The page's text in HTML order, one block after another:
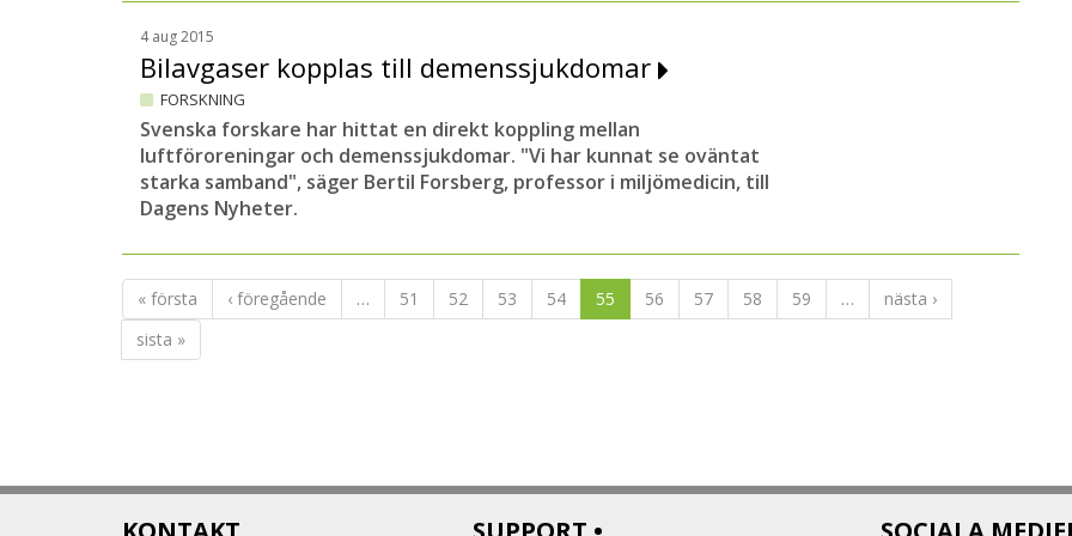
4 aug 2015
Bilavgaser kopplas till demenssjukdomar
FORSKNING
Svenska forskare har hittat en direkt koppling mellan
luftföroreningar och demenssjukdomar. "Vi har kunnat se oväntat
starka samband", säger Bertil Forsberg, professor i miljömedicin, till
Dagens Nyheter.
« första ‹ föregående … 51 52 53 54 55 56 57 58 59 …
nästa ›
sista »